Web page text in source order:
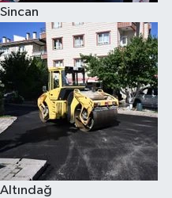
Sincan
Altındağ